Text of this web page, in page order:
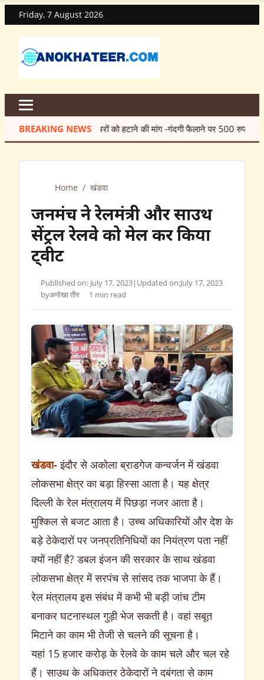
Friday, 7 August 2026
BREAKING NEWS
फैलाने पर 500 रुपये जुर्माने की चेतावनी फोटो-01 अनोखा तीर, रहटगांव।
Home / खंडवा
जनमंच ने रेलमंत्री और साउथ
सेंट्रल रेलवे को मेल कर किया
ट्वीट
Published on: July 17, 2023| Updated on:July 17, 2023
byअनोखा तीर 1 min read
खंडवा-इंदौर से अकोला ब्राडगेज कन्वर्जन में खंडवा
लोकसभा क्षेत्र का बड़ा हिस्सा आता है। यह क्षेत्र
दिल्ली के रेल मंत्रालय में पिछड़ा नजर आता है।
मुश्किल से बजट आता है। उच्च अधिकारियों और देश के
बड़े ठेकेदारों पर जनप्रतिनिधियों का नियंत्रण पता नहीं
क्यों नहीं है? डबल इंजन की सरकार के साथ खंडवा
लोकसभा क्षेत्र में सरपंच से सांसद तक भाजपा के हैं।
रेल मंत्रालय इस संबंध में कभी भी बड़ी जांच टीम
बनाकर घटनास्थल गुड़ी भेज सकती है। वहां सबूत
मिटाने का काम भी तेजी से चलने की सूचना है।
यहां 15 हजार करोड़ के रेलवे के काम चले और चल रहे
हैं। साउथ के अधिकतर ठेकेदारों ने दबंगता से काम